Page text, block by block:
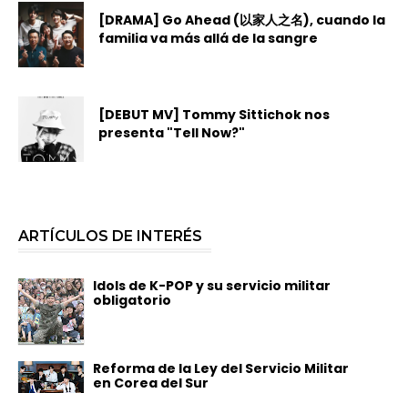
[DRAMA] Go Ahead (以家人之名), cuando la
familia va más allá de la sangre
[DEBUT MV] Tommy Sittichok nos
presenta "Tell Now?"
ARTÍCULOS DE INTERÉS
Idols de K-POP y su servicio militar
obligatorio
Reforma de la Ley del Servicio Militar
en Corea del Sur